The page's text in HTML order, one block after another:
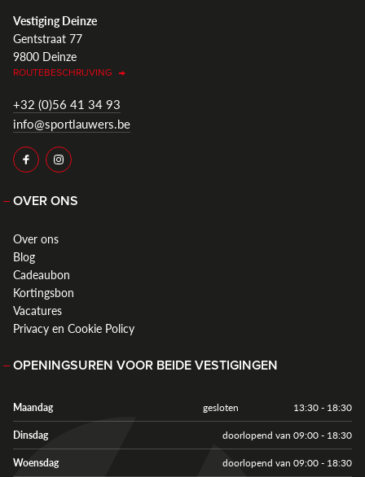
Vestiging Deinze
Gentstraat 77
9800 Deinze
ROUTEBESCHRIJVING
+32 (0)56 41 34 93
info@sportlauwers.be
OVER ONS
Over ons
Blog
Cadeaubon
Kortingsbon
Vacatures
Privacy en Cookie Policy
OPENINGSUREN VOOR BEIDE VESTIGINGEN
Maandag gesloten
13:30 - 18:30
Dinsdag
doorlopend van 09:00 - 18:30
Woensdag
doorlopend van 09:00 - 18:30